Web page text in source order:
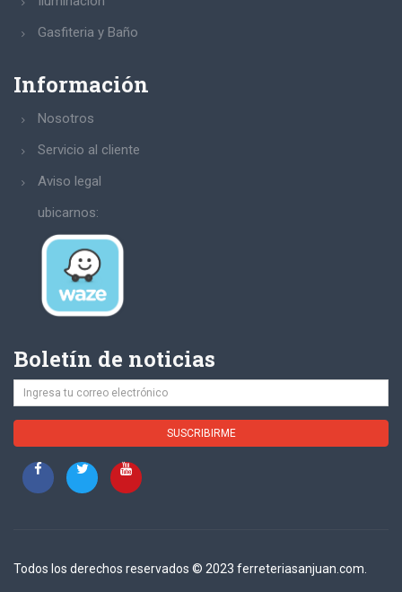
Gasfiteria y Baño
Información
Nosotros
Servicio al cliente
Aviso legal
ubicarnos:
Boletín de noticias
Todos los derechos reservados © 2023 ferreteriasanjuan.com.